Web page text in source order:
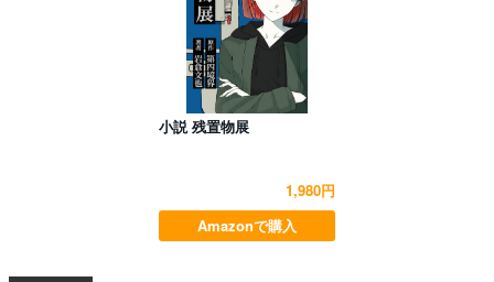
小説 残置物展
1,980円
Amazonで購入